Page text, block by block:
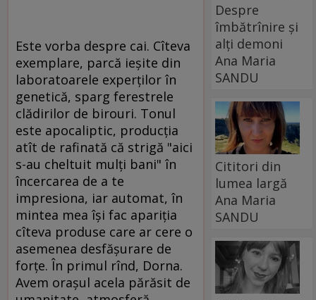
Este vorba despre cai. Cîteva
exemplare, parcă ieşite din
laboratoarele experţilor în
genetică, sparg ferestrele
clădirilor de birouri. Tonul
este apocaliptic, producţia
atît de rafinată că strigă "aici
s-au cheltuit mulţi bani" în
încercarea de a te
impresiona, iar automat, în
mintea mea îşi fac apariţia
cîteva produse care ar cere o
asemenea desfăşurare de
forţe. În primul rînd, Dorna.
Avem oraşul acela părăsit de
Despre
îmbătrînire și
alți demoni
Ana Maria
SANDU
Cititori din
lumea largă
Ana Maria
SANDU